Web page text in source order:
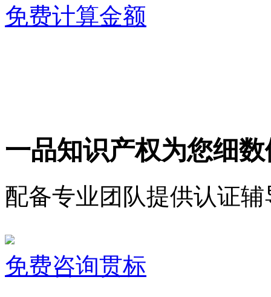
免费计算金额
一品知识产权为您细
配备专业团队提供认证辅
免费咨询贯标